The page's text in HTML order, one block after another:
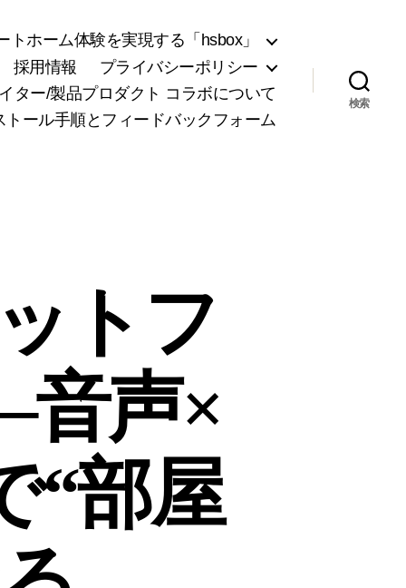
ホーム体験を実現する「hsbox」
採用情報
プライバシーポリシー
ター/製品プロダクト コラボについて
ール手順とフィードバックフォーム
検索
トフ
声×
“部屋